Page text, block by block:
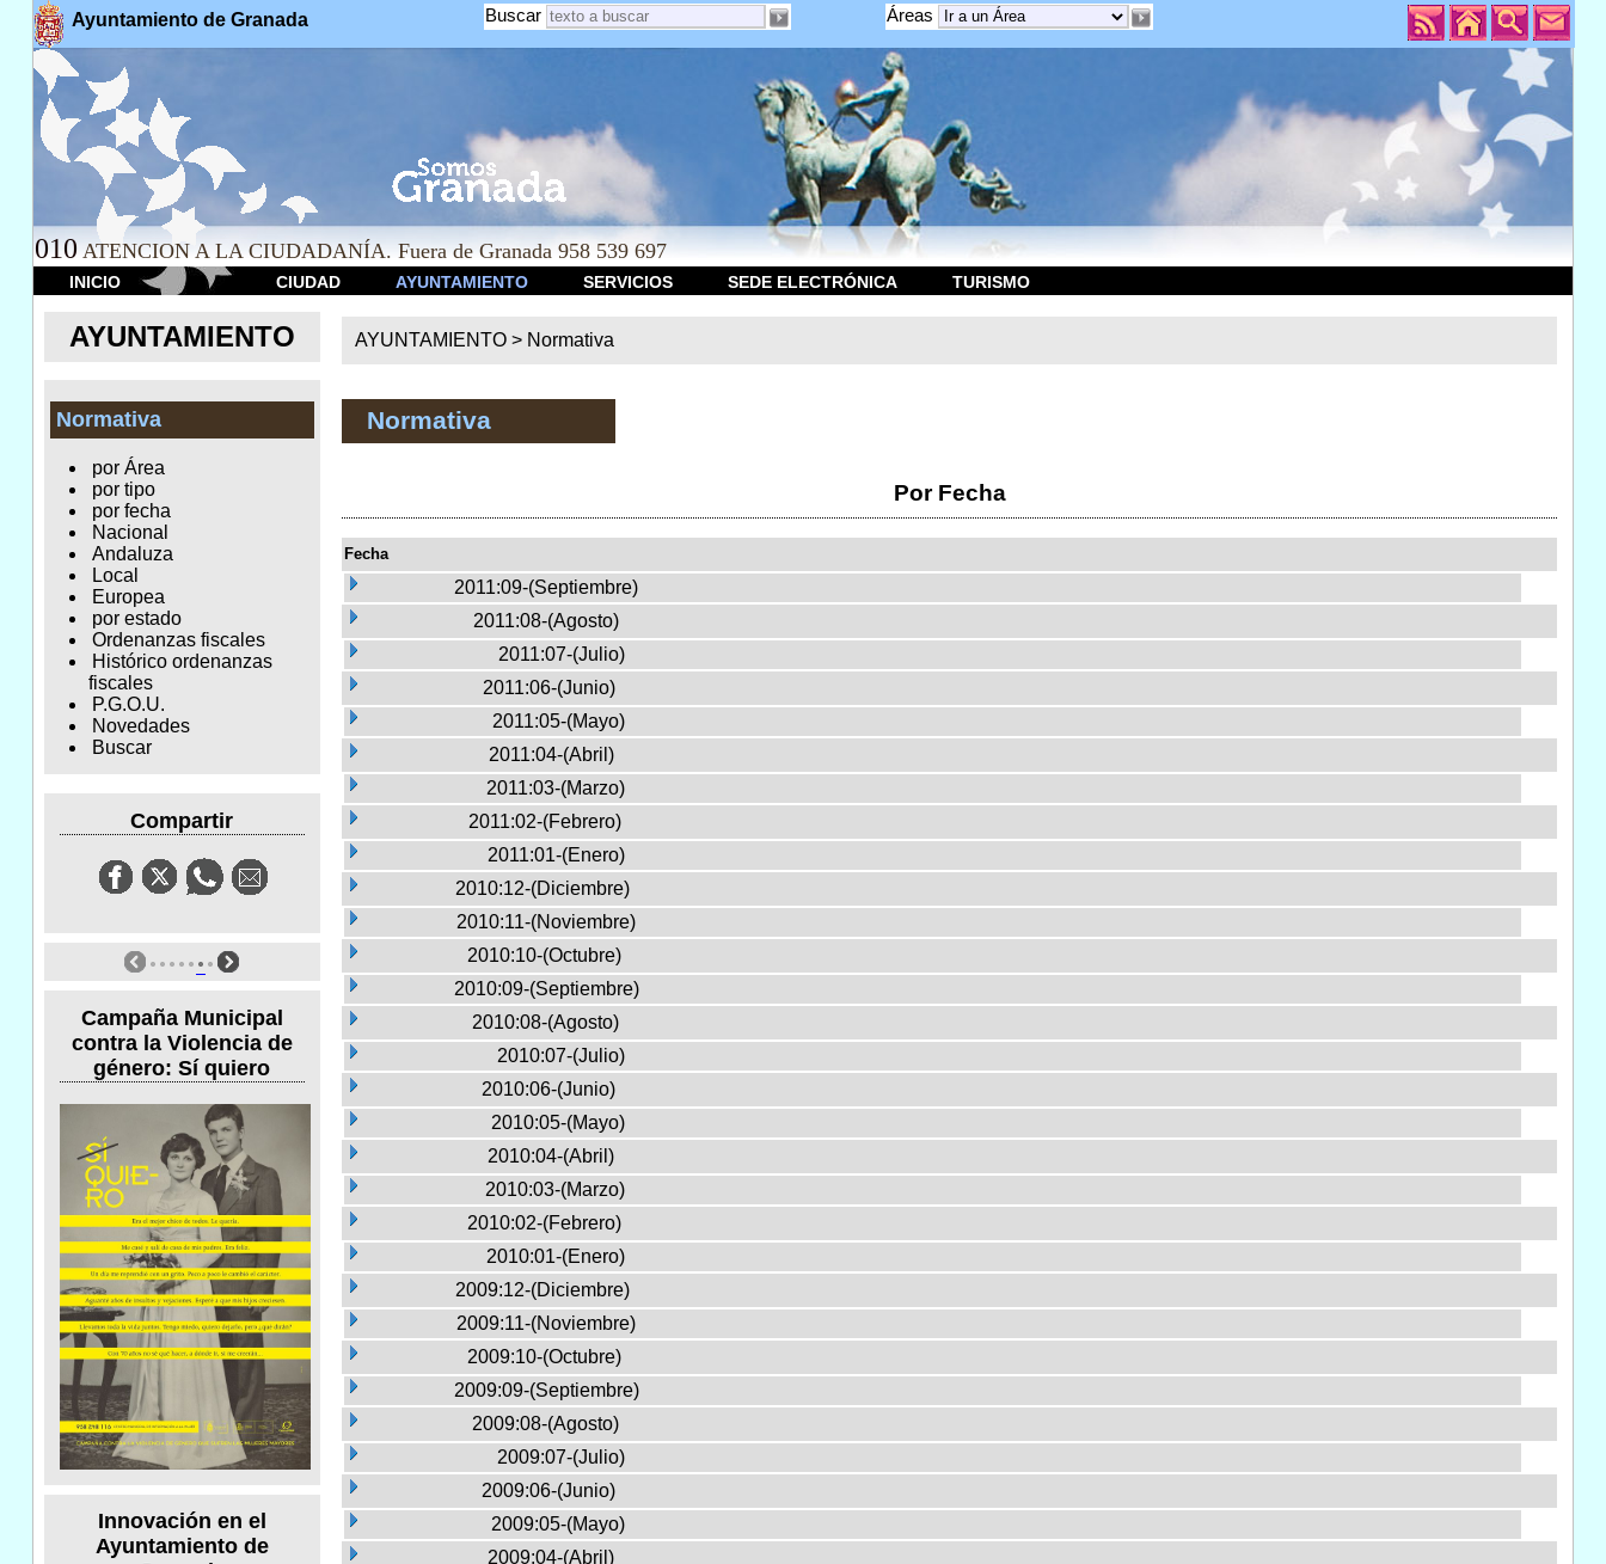
Ayuntamiento de Granada Áreas
Buscar
010 ATENCION A LA CIUDADANÍA. Fuera de Granada 958 539 697
INICIO CIUDAD AYUNTAMIENTO SERVICIOS SEDE ELECTRÓNICA TURISMO
AYUNTAMIENTO
Normativa
por Área
por tipo
por fecha
Nacional
Andaluza
Local
Europea
por estado
Ordenanzas fiscales
Histórico ordenanzas
fiscales
P.G.O.U.
Novedades
Buscar
Compartir
Campaña Municipal
contra la Violencia de
género: Sí quiero
Innovación en el
Ayuntamiento de
AYUNTAMIENTO > Normativa
Normativa
Por Fecha
Fecha
2011:09-(Septiembre)
2011:08-(Agosto)
2011:07-(Julio)
2011:06-(Junio)
2011:05-(Mayo)
2011:04-(Abril)
2011:03-(Marzo)
2011:02-(Febrero)
2011:01-(Enero)
2010:12-(Diciembre)
2010:11-(Noviembre)
2010:10-(Octubre)
2010:09-(Septiembre)
2010:08-(Agosto)
2010:07-(Julio)
2010:06-(Junio)
2010:05-(Mayo)
2010:04-(Abril)
2010:03-(Marzo)
2010:02-(Febrero)
2010:01-(Enero)
2009:12-(Diciembre)
2009:11-(Noviembre)
2009:10-(Octubre)
2009:09-(Septiembre)
2009:08-(Agosto)
2009:07-(Julio)
2009:06-(Junio)
2009:05-(Mayo)
2009:04-(Abril)